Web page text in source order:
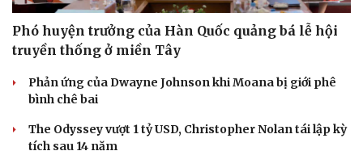
Phó huyện trưởng của Hàn Quốc quảng bá lễ hội
truyền thống ở miền Tây
Phản ứng của Dwayne Johnson khi Moana bị giới phê
bình chê bai
The Odyssey vượt 1 tỷ USD, Christopher Nolan tái lập kỳ
tích sau 14 năm